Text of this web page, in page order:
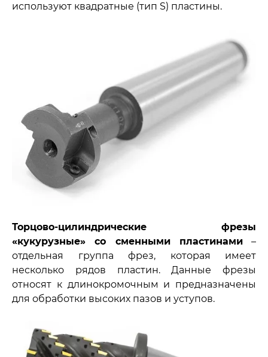
используют квадратные (тип S) пластины.
Торцово-цилиндрические фрезы
«кукурузные» со сменными пластинами–
отдельная группа фрез, которая имеет
несколько рядов пластин. Данные фрезы
относят к длинокромочным и предназначены
для обработки высоких пазов и уступов.